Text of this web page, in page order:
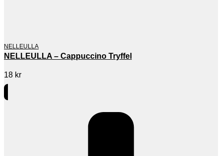
NELLEULLA
NELLEULLA – Cappuccino Tryffel
18 kr